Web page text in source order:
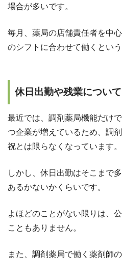
場合が多いです。
毎月、薬局の店舗責任者を中
のシフトに合わせて働くという
休日出勤や残業について
最近では、調剤薬局機能だけ
つ企業が増えているため、調
祝とは限らなくなっています。
しかし、休日出勤はそこまで
あるかないかくらいです。
よほどのことがない限りは、
こともありません。
また、調剤薬局で働く薬剤師